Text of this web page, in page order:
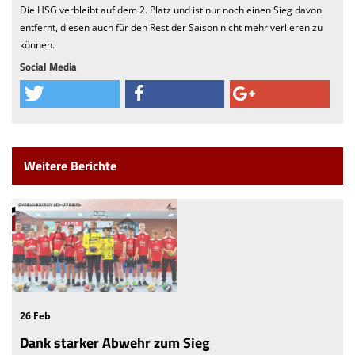
Die HSG verbleibt auf dem 2. Platz und ist nur noch einen Sieg davon
entfernt, diesen auch für den Rest der Saison nicht mehr verlieren zu
können.
Social Media
Weitere Berichte
26 Feb
Dank starker Abwehr zum Sieg